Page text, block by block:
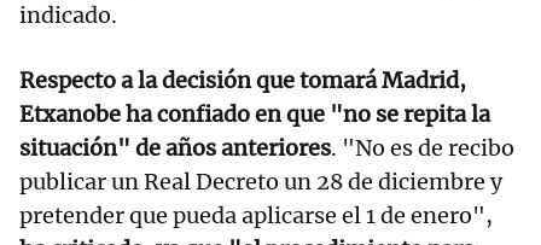
indicado.
Respecto a la decisión que tomará Madrid,
Etxanobe ha confiado en que "no se repita la
situación" de años anteriores. "No es de recibo
publicar un Real Decreto un 28 de diciembre y
pretender que pueda aplicarse el 1 de enero",